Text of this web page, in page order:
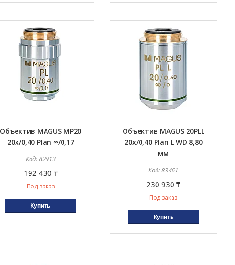
Объектив MAGUS MP20
20х/0,40 Plan ∞/0,17
82913
192 430 ₸
Под заказ
Купить
Объектив MAGUS 20PLL
20х/0,40 Plan L WD 8,80
мм
83461
230 930 ₸
Под заказ
Купить